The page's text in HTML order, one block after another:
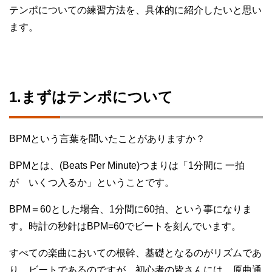
テンポについての練習方法を、具体的に紹介したいと思い
ます。
1.まずはテンポについて
BPMという言葉を聞いたことがありますか？
BPMとは、(Beats Per Minute)つまりは「1分間に 一拍
が いくつ入るか」ということです。
BPM＝60とした場合、1分間に60拍、という事になりま
す。時計の秒針はBPM=60でビートを刻んでいます。
すべての楽曲においての根幹、基礎となるのがリズムであ